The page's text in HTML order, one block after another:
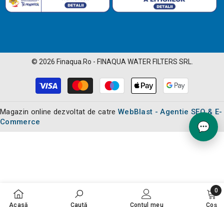
© 2026 Finaqua.ro - FINAQUA WATER FILTERS SRL.
Modalitati
de
plata
Magazin online dezvoltat de catre WebBlast - Agentie SEO & E-
Commerce
Acasă Caută Contul meu Coș
0
0